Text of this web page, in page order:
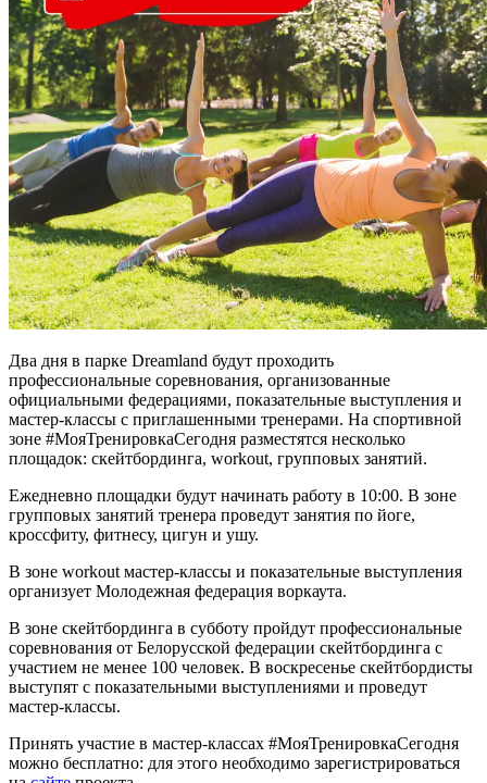
Два дня в парке Dreamland будут проходить
профессиональные соревнования, организованные
официальными федерациями, показательные выступления и
мастер-классы с приглашенными тренерами. На спортивной
зоне #МояТренировкаСегодня разместятся несколько
площадок: скейтбординга, workout, групповых занятий.
Ежедневно площадки будут начинать работу в 10:00. В зоне
групповых занятий тренера проведут занятия по йоге,
кроссфиту, фитнесу, цигун и ушу.
В зоне workout мастер-классы и показательные выступления
организует Молодежная федерация воркаута.
В зоне скейтбординга в субботу пройдут профессиональные
соревнования от Белорусской федерации скейтбординга с
участием не менее 100 человек. В воскресенье скейтбордисты
выступят с показательными выступлениями и проведут
мастер-классы.
Принять участие в мастер-классах #МояТренировкаСегодня
можно бесплатно: для этого необходимо зарегистрироваться